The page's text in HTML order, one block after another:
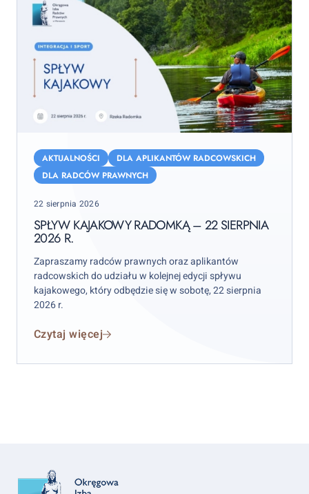
kajakowy
Radomką
sierpnia
2026
AKTUALNOŚCI
DLA APLIKANTÓW RADCOWSKICH
DLA RADCÓW PRAWNYCH
Posted
22 sierpnia 2026
SPŁYW KAJAKOWY RADOMKĄ – 22 SIERPNIA
2026 R.
Zapraszamy radców prawnych oraz aplikantów
radcowskich do udziału w kolejnej edycji spływu
kajakowego, który odbędzie się w sobotę, 22 sierpnia
2026 r.
Czytaj więcej